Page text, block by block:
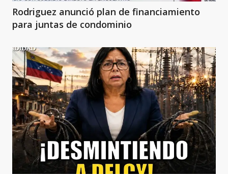
Rodriguez anunció plan de financiamiento
para juntas de condominio